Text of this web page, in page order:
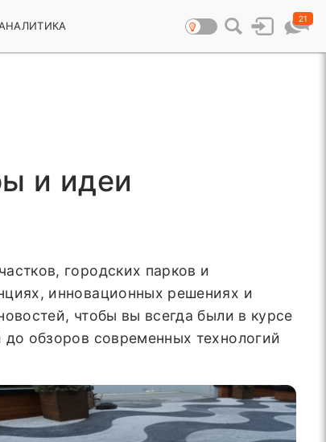
21
и идеи
городских парков и
инновационных решениях и
чтобы вы всегда были в курсе
обзоров современных технологий